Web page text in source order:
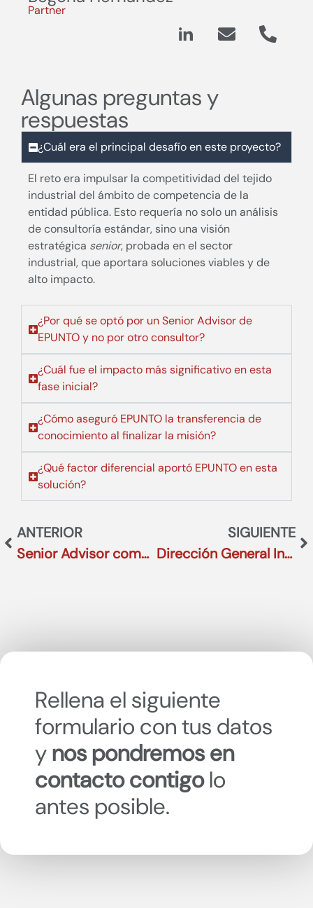
Partner
Algunas preguntas y
respuestas
¿Cuál era el principal desafío en este proyecto?
El reto era impulsar la competitividad del tejido
industrial del ámbito de competencia de la
entidad pública. Esto requería no solo un análisis
de consultoría estándar, sino una visión
estratégica senior, probada en el sector
industrial, que aportara soluciones viables y de
alto impacto.
¿Por qué se optó por un Senior Advisor de
EPUNTO y no por otro consultor?
¿Cuál fue el impacto más significativo en esta
fase inicial?
¿Cómo aseguró EPUNTO la transferencia de
conocimiento al finalizar la misión?
¿Qué factor diferencial aportó EPUNTO en esta
solución?
ANTERIOR
Senior Advisor como motor de la reestructuración operativa y laboral en el sector Alimentación
SIGUIENTE
Dirección General Interim como motor de crecimiento y profesionalización del talento en el sector Farmacéutico
Rellena el siguiente
formulario con tus datos
ynos pondremos en
contacto contigolo
antes posible.